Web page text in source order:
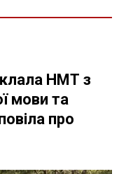
НМТ з
мови та
про